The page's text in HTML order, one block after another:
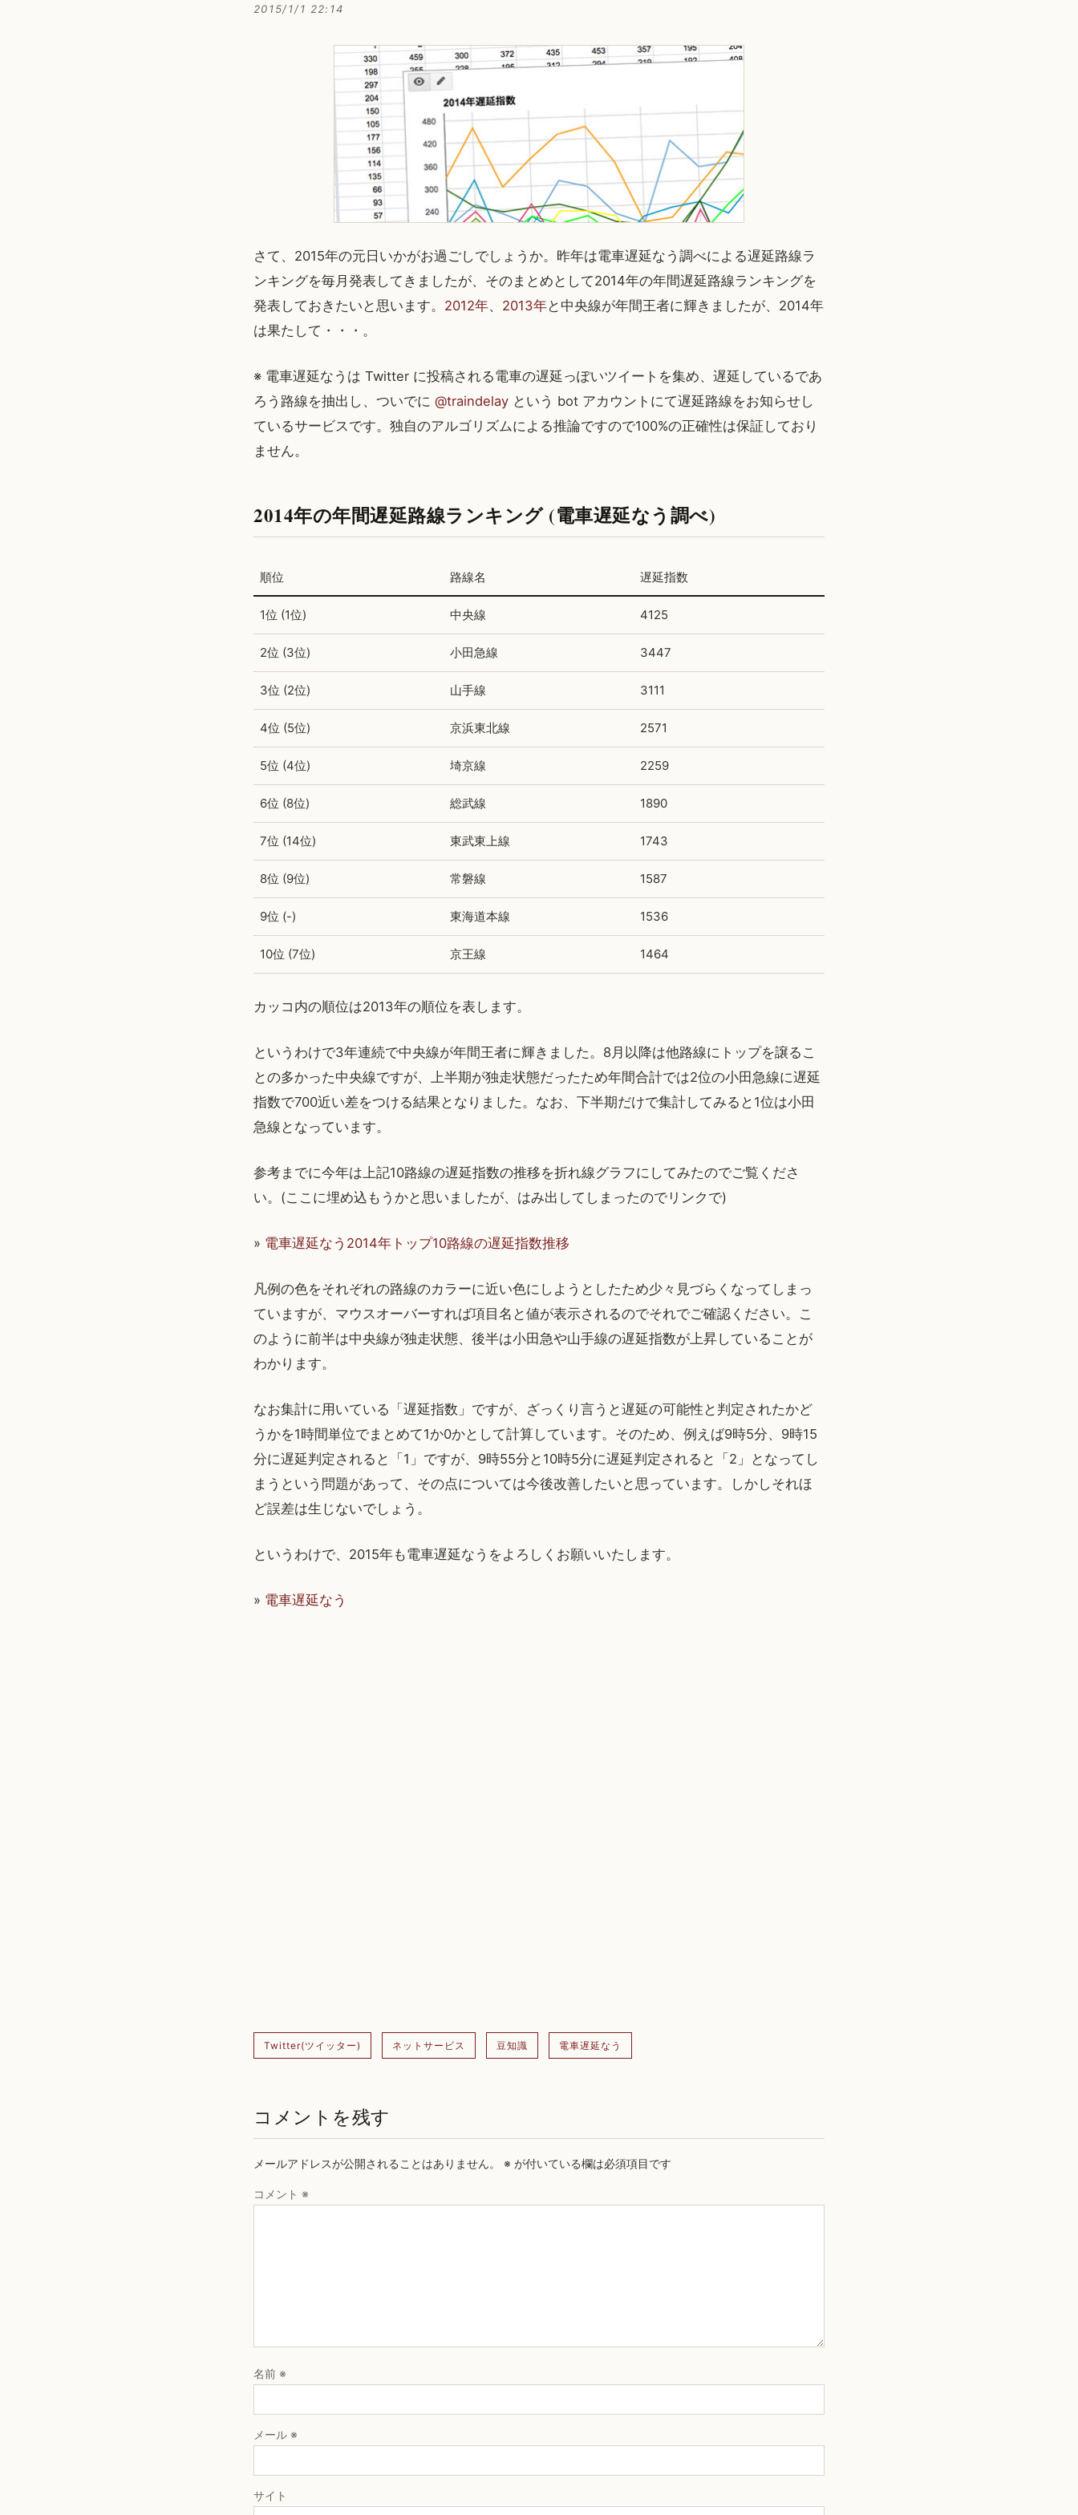
2015/1/1 22:14
さて、2015年の元日いかがお過ごしでしょうか。昨年は電車遅延なう調べによる遅延路線ラ
ンキングを毎月発表してきましたが、そのまとめとして2014年の年間遅延路線ランキングを
発表しておきたいと思います。 2012年、 2013年と中央線が年間王者に輝きましたが、2014年
は果たして・・・。
※ 電車遅延なうは Twitter に投稿される電車の遅延っぽいツイートを集め、遅延しているであ
ろう路線を抽出し、ついでに @traindelay という bot アカウントにて遅延路線をお知らせし
ているサービスです。独自のアルゴリズムによる推論ですので100%の正確性は保証しており
ません。
2014年の年間遅延路線ランキング (電車遅延なう調べ)
順位 路線名 遅延指数
1位 (1位) 中央線 4125
2位 (3位) 小田急線 3447
3位 (2位) 山手線 3111
4位 (5位) 京浜東北線 2571
5位 (4位) 埼京線 2259
6位 (8位) 総武線 1890
7位 (14位) 東武東上線 1743
8位 (9位) 常磐線 1587
9位 (-) 東海道本線 1536
10位 (7位) 京王線 1464
カッコ内の順位は2013年の順位を表します。
というわけで3年連続で中央線が年間王者に輝きました。8月以降は他路線にトップを譲るこ
との多かった中央線ですが、上半期が独走状態だったため年間合計では2位の小田急線に遅延
指数で700近い差をつける結果となりました。なお、下半期だけで集計してみると1位は小田
急線となっています。
参考までに今年は上記10路線の遅延指数の推移を折れ線グラフにしてみたのでご覧くださ
い。(ここに埋め込もうかと思いましたが、はみ出してしまったのでリンクで)
» 電車遅延なう2014年トップ10路線の遅延指数推移
凡例の色をそれぞれの路線のカラーに近い色にしようとしたため少々見づらくなってしまっ
ていますが、マウスオーバーすれば項目名と値が表示されるのでそれでご確認ください。こ
のように前半は中央線が独走状態、後半は小田急や山手線の遅延指数が上昇していることが
わかります。
なお集計に用いている「遅延指数」ですが、ざっくり言うと遅延の可能性と判定されたかど
うかを1時間単位でまとめて1か0かとして計算しています。そのため、例えば9時5分、9時15
分に遅延判定されると「1」ですが、9時55分と10時5分に遅延判定されると「2」となってし
まうという問題があって、その点については今後改善したいと思っています。しかしそれほ
ど誤差は生じないでしょう。
というわけで、2015年も電車遅延なうをよろしくお願いいたします。
» 電車遅延なう
Twitter(ツイッター) ネットサービス 豆知識 電車遅延なう
コメントを残す
メールアドレスが公開されることはありません。 ※ が付いている欄は必須項目です
コメント ※
名前 ※
メール ※
サイト